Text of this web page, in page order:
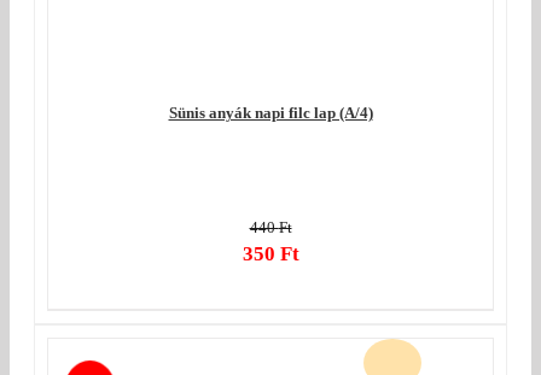
Sünis anyák napi filc lap (A/4)
440Ft
Original
350 Ft